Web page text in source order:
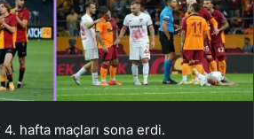
hafta maçları sona erdi.